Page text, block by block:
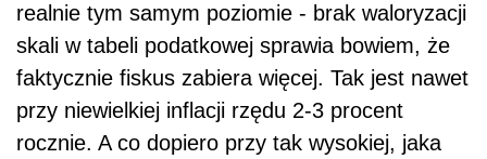
realnie tym samym poziomie - brak waloryzacji
skali w tabeli podatkowej sprawia bowiem, że
faktycznie fiskus zabiera więcej. Tak jest nawet
przy niewielkiej inflacji rzędu 2-3 procent
rocznie. A co dopiero przy tak wysokiej, jaka